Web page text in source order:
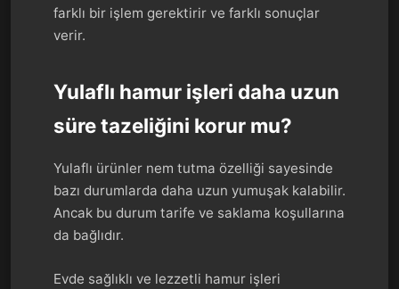
farklı bir işlem gerektirir ve farklı sonuçlar
verir.
Yulaflı hamur işleri daha uzun
süre tazeliğini korur mu?
Yulaflı ürünler nem tutma özelliği sayesinde
bazı durumlarda daha uzun yumuşak kalabilir.
Ancak bu durum tarife ve saklama koşullarına
da bağlıdır.
Evde sağlıklı ve lezzetli hamur işleri